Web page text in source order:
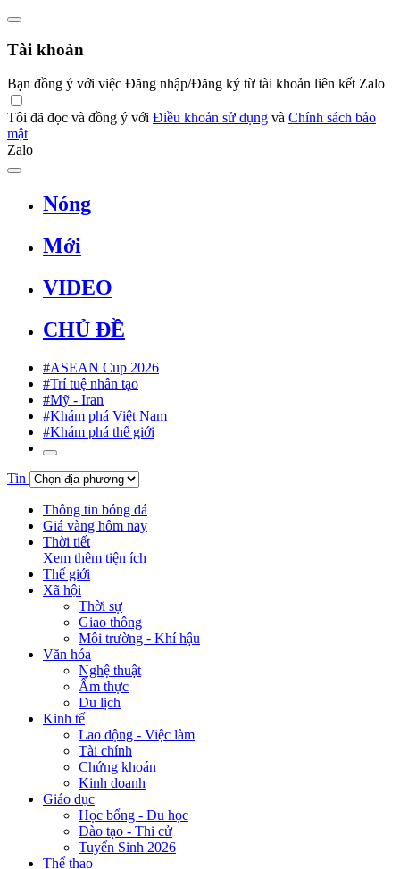
Tài khoản
Bạn đồng ý với việc Đăng nhập/Đăng ký từ tài khoản liên kết Zalo
Tôi đã đọc và đồng ý với Điều khoản sử dụng và Chính sách bảo
mật
Zalo
Nóng
Mới
VIDEO
CHỦ ĐỀ
#ASEAN Cup 2026
#Trí tuệ nhân tạo
#Mỹ - Iran
#Khám phá Việt Nam
#Khám phá thế giới
Tin
Thông tin bóng đá
Giá vàng hôm nay
Thời tiết
Xem thêm tiện ích
Thế giới
Xã hội
Thời sự
Giao thông
Môi trường - Khí hậu
Văn hóa
Nghệ thuật
Ẩm thực
Du lịch
Kinh tế
Lao động - Việc làm
Tài chính
Chứng khoán
Kinh doanh
Giáo dục
Học bổng - Du học
Đào tạo - Thi cử
Tuyển Sinh 2026
Thể thao